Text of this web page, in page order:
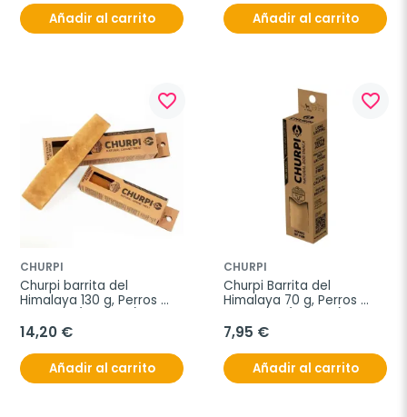
Añadir al carrito Añadir al carrito
favorite_border
CHURPI
Churpi barrita del
Himalaya 130 g, Perros
14,20 €
Añadir al carrito
favorite_border
CHURPI
Churpi Barrita del
Himalaya 70 g, Perros
7,95 €
Añadir al carrito